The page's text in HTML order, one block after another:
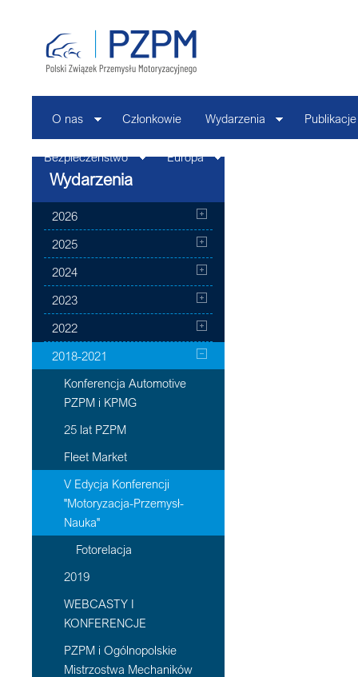
O nas Członkowie Wydarzenia Publikacje
Bezpieczeństwo Europa
Wydarzenia
2026
2025
2024
2023
2022
2018-2021
Konferencja Automotive
PZPM i KPMG
25 lat PZPM
Fleet Market
V Edycja Konferencji
"Motoryzacja-Przemysł-
Nauka"
Fotorelacja
2019
WEBCASTY I
KONFERENCJE
PZPM i Ogólnopolskie
Mistrzostwa Mechaników